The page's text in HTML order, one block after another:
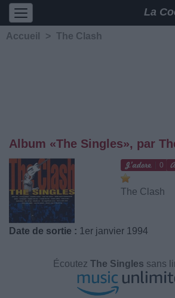
La
Accueil > The Clash
Album «The Singles», par
0
The Clash
Date de sortie : 1er janvier 1994
Écoutez The Singles sans